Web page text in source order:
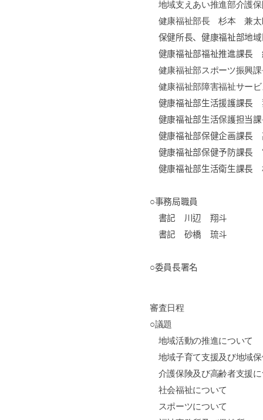
地域支えあい推進部介護
健康福祉部長 杉本 兼太
保健所長、健康福祉部地
健康福祉部福祉推進課
健康福祉部スポーツ振
健康福祉部障害福祉サー
健康福祉部生活援護課
健康福祉部生活保護担当
健康福祉部保健企画課長
健康福祉部保健予防課
健康福祉部生活衛生課
○事務局職員
書記 川辺 翔斗
書記 砂橋 琉斗
○委員長署名
審査日程
○議題
地域活動の推進について
地域子育て支援及び地域
介護保険及び高齢者支援に
社会福祉について
スポーツについて